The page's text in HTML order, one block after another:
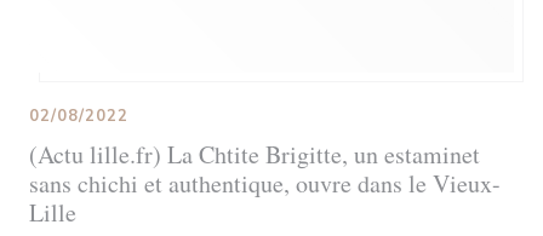
(Actu lille.fr) La Chtite Brigitte, un estaminet
sans chichi et authentique, ouvre dans le Vieux-
Lille
02/08/2022